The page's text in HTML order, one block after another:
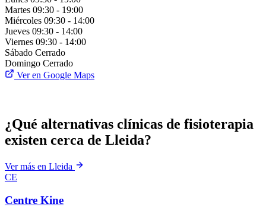
Martes 09:30 - 19:00
Miércoles 09:30 - 14:00
Jueves 09:30 - 14:00
Viernes 09:30 - 14:00
Sábado Cerrado
Domingo Cerrado
Ver en Google Maps
¿Qué alternativas clínicas de fisioterapia
existen cerca de Lleida?
Ver más en Lleida
CE
Centre Kine